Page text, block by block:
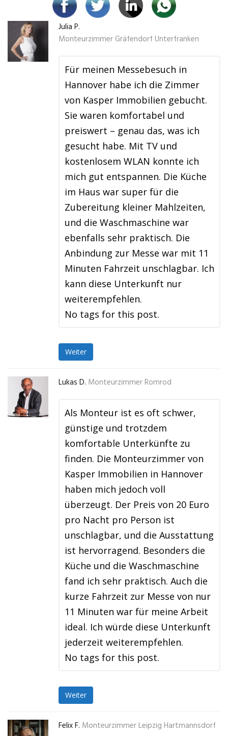
Julia P.
Monteurzimmer Gräfendorf Unterfranken
Für meinen Messebesuch in
Hannover habe ich die Zimmer
von Kasper Immobilien gebucht.
Sie waren komfortabel und
preiswert – genau das, was ich
gesucht habe. Mit TV und
kostenlosem WLAN konnte ich
mich gut entspannen. Die Küche
im Haus war super für die
Zubereitung kleiner Mahlzeiten,
und die Waschmaschine war
ebenfalls sehr praktisch. Die
Anbindung zur Messe war mit 11
Minuten Fahrzeit unschlagbar. Ich
kann diese Unterkunft nur
weiterempfehlen.
No tags for this post.
Weiter
Lukas D. Monteurzimmer Romrod
Als Monteur ist es oft schwer,
günstige und trotzdem
komfortable Unterkünfte zu
finden. Die Monteurzimmer von
Kasper Immobilien in Hannover
haben mich jedoch voll
überzeugt. Der Preis von 20 Euro
pro Nacht pro Person ist
unschlagbar, und die Ausstattung
ist hervorragend. Besonders die
Küche und die Waschmaschine
fand ich sehr praktisch. Auch die
kurze Fahrzeit zur Messe von nur
11 Minuten war für meine Arbeit
ideal. Ich würde diese Unterkunft
jederzeit weiterempfehlen.
No tags for this post.
Weiter
Felix F. Monteurzimmer Leipzig Hartmannsdorf